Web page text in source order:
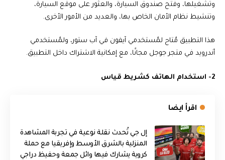
وتشغيلها، وفتح صندوق السيارة، والعثور على موقع السيارة،
وتنشيط نظام الأمان الخاص بها، والعديد من الأمور الأخرى.
هذا التطبيق مُتاح لمُستخدمي آيفون في آب ستور، ولمُستخدمي
أندرويد في متجر جوجل مجانًا، مع إمكانية الاشتراك داخل التطبيق.
2- استخدام الهاتف كشريط قياس
اقرأ ايضا
إل جي تُحدث نقلة نوعية في تجربة المشاهدة
المنزلية بالشرق الأوسط وإفريقيا مع حملة
كروية يشارك فيها وائل جمعة وحفيظ دراجي